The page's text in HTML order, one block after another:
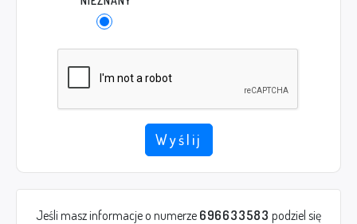
Wyślij
Jeśli masz informacje o numerze 696633583 podziel się